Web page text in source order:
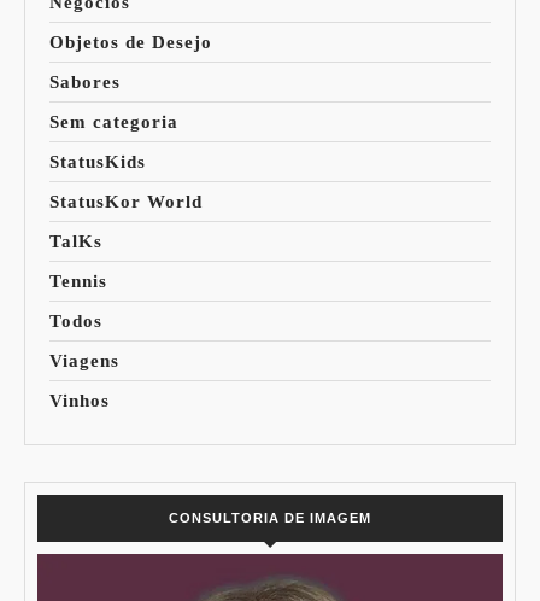
Objetos de Desejo
Sabores
Sem categoria
StatusKids
StatusKor World
TalKs
Tennis
Todos
Viagens
Vinhos
CONSULTORIA DE IMAGEM